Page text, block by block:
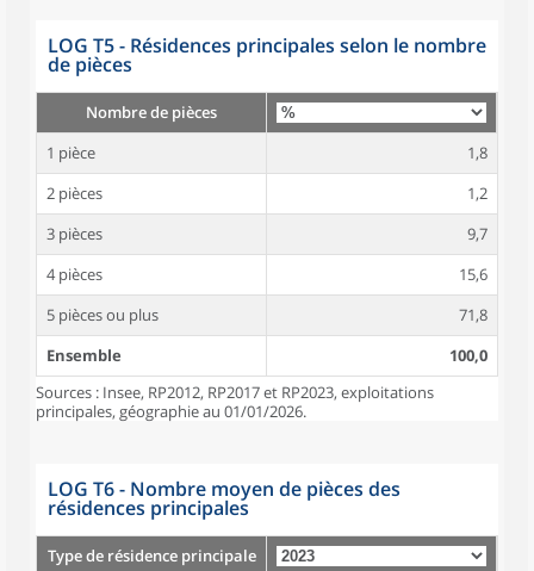
LOG T5 - Résidences principales selon le nombre
de pièces
Nombre de pièces
1 pièce
1,8
2 pièces
1,2
3 pièces
9,7
4 pièces
15,6
5 pièces ou plus
71,8
Ensemble
100,0
Sources : Insee, RP2012, RP2017 et RP2023, exploitations
principales, géographie au 01/01/2026.
LOG T6 - Nombre moyen de pièces des
résidences principales
Type de résidence principale